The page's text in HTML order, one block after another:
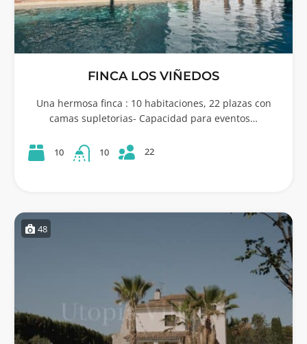
FINCA LOS VIÑEDOS
Una hermosa finca : 10 habitaciones, 22 plazas con
camas supletorias- Capacidad para eventos…
10 10 22
48